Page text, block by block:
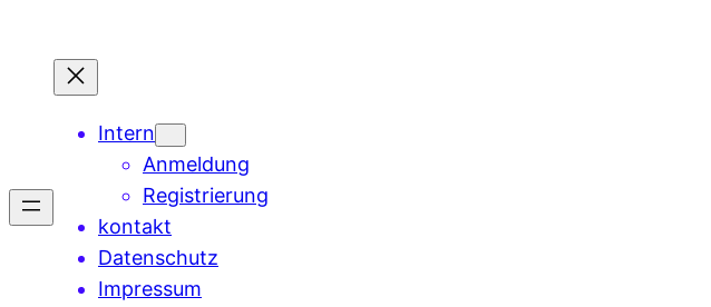
Inhalt
springen
Intern
Anmeldung
Registrierung
kontakt
Datenschutz
Impressum